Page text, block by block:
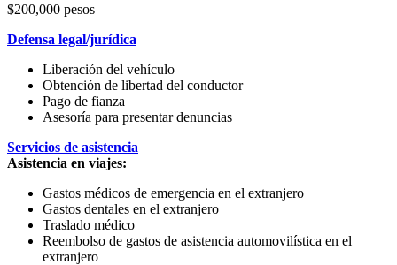
$200,000 pesos
Defensa legal/jurídica
Liberación del vehículo
Obtención de libertad del conductor
Pago de fianza
Asesoría para presentar denuncias
Servicios de asistencia
Asistencia en viajes:
Gastos médicos de emergencia en el extranjero
Gastos dentales en el extranjero
Traslado médico
Reembolso de gastos de asistencia automovilística en el
extranjero